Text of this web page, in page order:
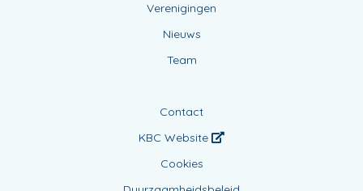
Verenigingen
Nieuws
Team
Contact
KBC Website
Cookies